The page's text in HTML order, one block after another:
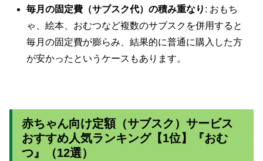
毎月の固定費（サブスク代）の積み重なり : おもち
ゃ、絵本、おむつなど複数のサブスクを併用すると
毎月の固定費が膨らみ、結果的に普通に購入した方
が安かったというケースもあります。
赤ちゃん向け定額（サブスク）サービス
おすすめ人気ランキング【1位】『おむ
つ』（12選）